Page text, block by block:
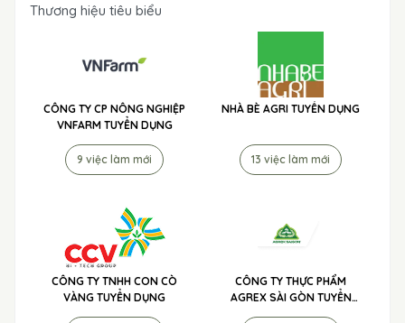
Thương hiệu tiêu biểu
CÔNG TY CP NÔNG NGHIỆP
VNFARM TUYỂN DỤNG
9 việc làm mới
NHÀ BÈ AGRI TUYỂN DỤNG
13 việc làm mới
CÔNG TY TNHH CON CÒ
VÀNG TUYỂN DỤNG
CÔNG TY THỰC PHẨM
AGREX SÀI GÒN TUYỂN